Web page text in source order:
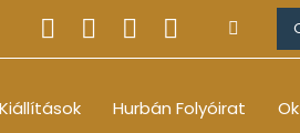
Kiállítások Hurbán Folyóirat